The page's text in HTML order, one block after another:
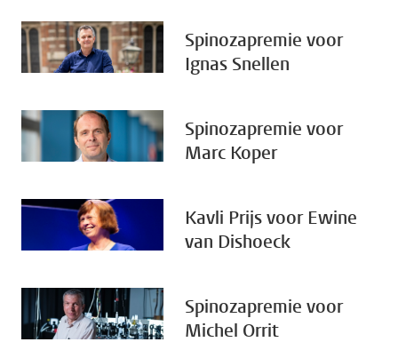
Spinozapremie voor
Ignas Snellen
Spinozapremie voor
Marc Koper
Kavli Prijs voor Ewine
van Dishoeck
Spinozapremie voor
Michel Orrit